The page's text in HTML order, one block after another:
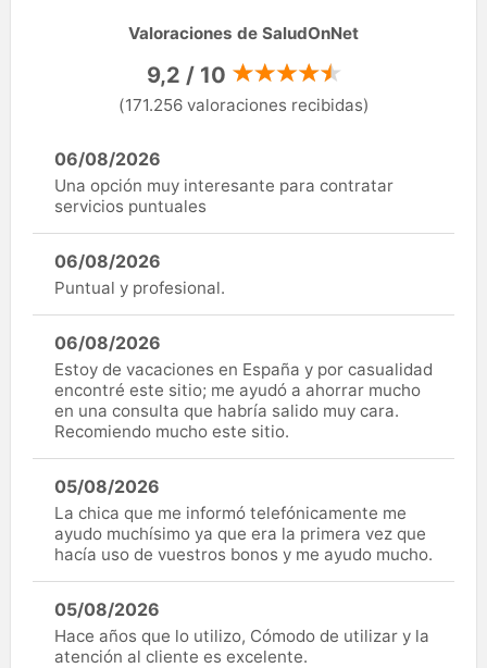
Valoraciones de SaludOnNet
9,2 / 10
(171.256 valoraciones recibidas)
06/08/2026
Una opción muy interesante para contratar
servicios puntuales
06/08/2026
Puntual y profesional.
06/08/2026
Estoy de vacaciones en España y por casualidad
encontré este sitio; me ayudó a ahorrar mucho
en una consulta que habría salido muy cara.
Recomiendo mucho este sitio.
05/08/2026
La chica que me informó telefónicamente me
ayudo muchísimo ya que era la primera vez que
hacía uso de vuestros bonos y me ayudo mucho.
05/08/2026
Hace años que lo utilizo, Cómodo de utilizar y la
atención al cliente es excelente.